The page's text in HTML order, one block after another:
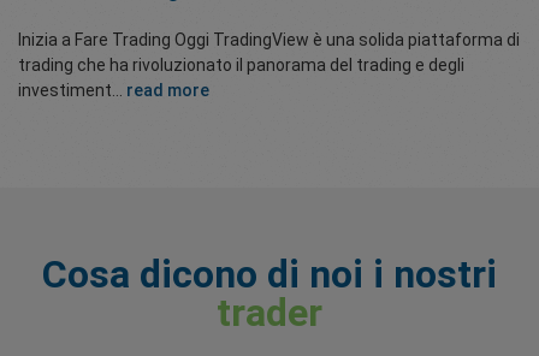
Inizia a Fare Trading Oggi TradingView è una solida piattaforma di
trading che ha rivoluzionato il panorama del trading e degli
investiment... read more
Cosa dicono di noi i nostri
trader